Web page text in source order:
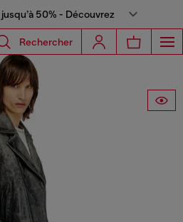
50% - Découvrez
Rechercher